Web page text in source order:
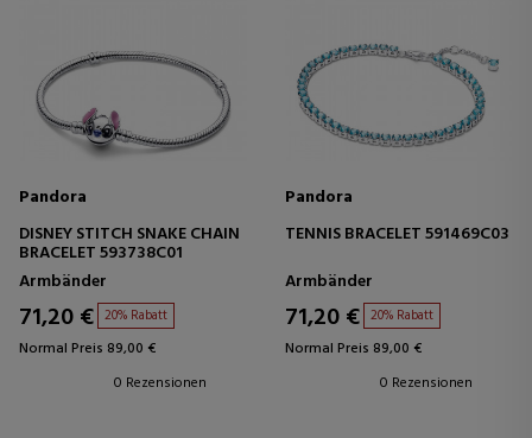
Pandora
DISNEY STITCH SNAKE CHAIN
BRACELET 593738C01
Armbänder
71,20 € 20% Rabatt
Normal Preis 89,00 €
0 Rezensionen
Pandora
TENNIS BRACELET 591469C03
Armbänder
71,20 € 20% Rabatt
Normal Preis 89,00 €
0 Rezensionen